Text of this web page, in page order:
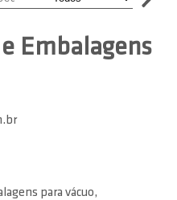
Embalagens
para vácuo,